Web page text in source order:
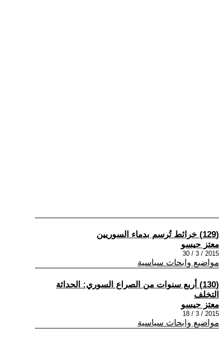
(129) خرائط تُرسم بدماء السوريين
معتز حيسو
2015 / 3 / 30
مواضيع وابحاث سياسية
(130) أربع سنوات من الصراع السوري: الحداثة
التخلف
معتز حيسو
2015 / 3 / 18
مواضيع وابحاث سياسية